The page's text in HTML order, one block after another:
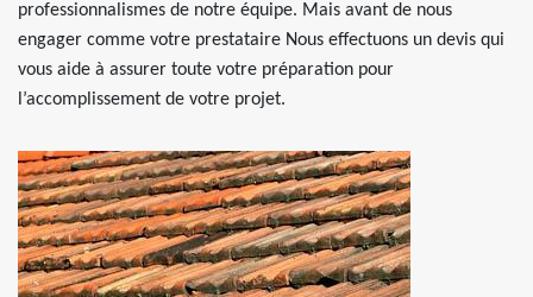
professionnalismes de notre équipe. Mais avant de nous
engager comme votre prestataire Nous effectuons un devis qui
vous aide à assurer toute votre préparation pour
l’accomplissement de votre projet.